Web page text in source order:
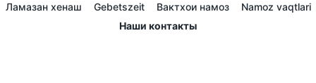
Ламазан хенаш
Gebetszeit Вактхои намоз
Namoz vaqtlari
Наши контакты